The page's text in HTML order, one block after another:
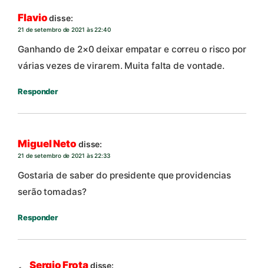
Flaviodisse:
21 de setembro de 2021 às 22:40
Ganhando de 2×0 deixar empatar e correu o risco por
várias vezes de virarem. Muita falta de vontade.
Responder
Miguel Neto disse:
21 de setembro de 2021 às 22:33
Gostaria de saber do presidente que providencias
serão tomadas?
Responder
Sergio Frotadisse: